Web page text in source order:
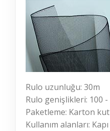
Rulo uzunluğu: 30m
Rulo genişlikleri: 100 -
Paketleme: Karton
Kullanım alanları: